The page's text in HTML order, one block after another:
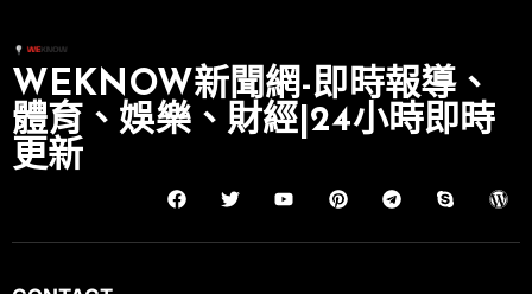
WEKNOW新聞網-即時報導、
體育、娛樂、財經|24小時即時
更新